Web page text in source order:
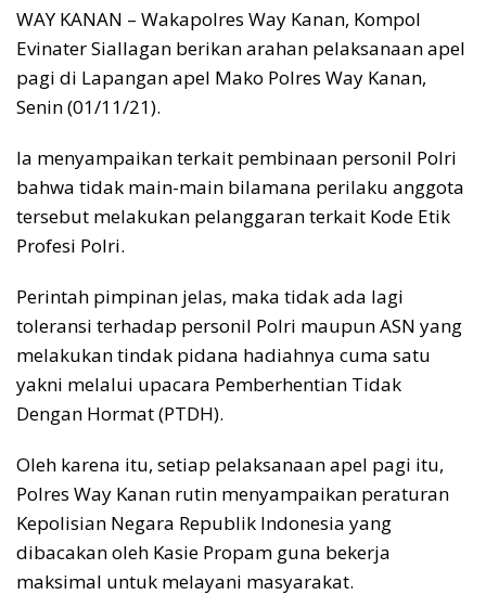
WAY KANAN – Wakapolres Way Kanan, Kompol
Evinater Siallagan berikan arahan pelaksanaan apel
pagi di Lapangan apel Mako Polres Way Kanan,
Senin (01/11/21).
Ia menyampaikan terkait pembinaan personil Polri
bahwa tidak main-main bilamana perilaku anggota
tersebut melakukan pelanggaran terkait Kode Etik
Profesi Polri.
Perintah pimpinan jelas, maka tidak ada lagi
toleransi terhadap personil Polri maupun ASN yang
melakukan tindak pidana hadiahnya cuma satu
yakni melalui upacara Pemberhentian Tidak
Dengan Hormat (PTDH).
Oleh karena itu, setiap pelaksanaan apel pagi itu,
Polres Way Kanan rutin menyampaikan peraturan
Kepolisian Negara Republik Indonesia yang
dibacakan oleh Kasie Propam guna bekerja
maksimal untuk melayani masyarakat.